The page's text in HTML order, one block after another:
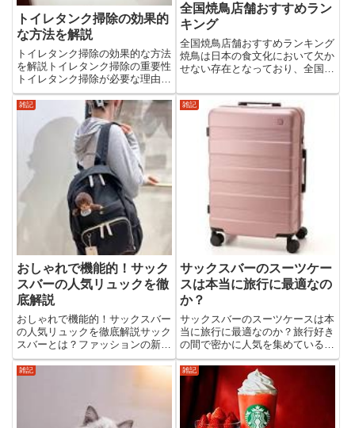
トイレタンク掃除の効果的
な方法を解説
トイレタンク掃除の効果的な方法
を解説トイレタンク掃除の重要性
トイレタンク掃除が必要な理由ト
イレタンクは水をためる場所であ
り、カビや水垢、雑菌が繁殖しや
すい環境です。適切な掃除を行う
ことで、清潔な状態を保ち、悪臭
や詰まりを防ぐことができま
す。...
全国焼鳥店舗おすすめラン
キング
全国焼鳥店舗おすすめランキング
焼鳥は日本の食文化において欠か
せない存在となっており、全国各
います。ここでは、全国で特にお
すすめの焼鳥店舗をランキング形
式で紹介します。それぞれの店舗
が提供する特色や料理のクオリ
雑記
おしゃれで機能的！サック
スバーの人気リュックを徹
底解説
おしゃれで機能的！サックスバー
の人気リュックを徹底解説サック
スバーとは？ファッションの新定
番サックスバーの歴史と背景サッ
クスバーは、日本の大手百貨店グ
ループが展開するファッションセ
とは「サックス」をコンセプト
雑記
サックスバーのスーツケー
スは本当に旅行に最適なの
か？
サックスバーのスーツケースは本
当に旅行に最適なのか？旅行好き
の間で密かに人気を集めている
「サックスバー」のスーツケー
ス。おしゃれさと機能性を両立し
たその魅力とは？この記事では、
ブランド背景からスーツケースの
選び方、他ブランドとの比較、さ
らに...
雑記 雑記